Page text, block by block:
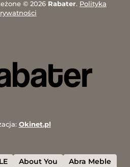
© 2026 Rabater. Polityka
Okinet.pl
About You
Abra Meble